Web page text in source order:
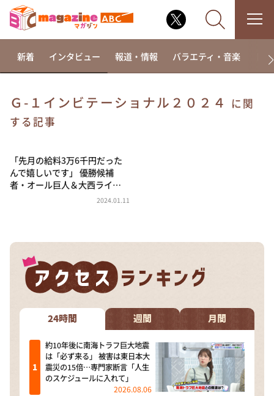
なるみ・岡村の過ぎるTV
これ余談なんですけど・・・
～人生密着トークバラエティ！～ やすとものいたっ
て真剣です
DAIGOも台所 ～きょうの献立 何にする？～
朝だ！生です旅サラダ
教えて！ニュースライブ 正義のミカタ
ＬＩＦＥ～夢のカタチ～
新婚さんいらっしゃい！
新着 インタビュー 報道・情報 バラエティ・音楽 ド
Ｇ-１インビテーショナル２０２４
に関
する記事
「先月の給料3万6千円だった
んで嬉しいです」 優勝候補
者・オール巨人＆大西ライ…
2024.01.11
24時間 週間 月間
約10年後に南海トラフ巨大地震
は「必ず来る」 被害は東日本大
震災の15倍…専門家断言「人生
のスケジュールに入れて」
2026.08.06